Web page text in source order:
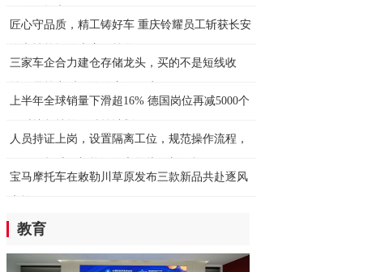
5小时前
【青春华章·长征路上山河新】五代人接力
5小时前
好评中国|把“最强大脑”请进车间，让“硬核
5小时前
创新”助力中国迈向旅游强国
匠心守品质，精工铸好车 重庆铃耀员工斩获长安
三家车企合力建仓存储龙头，买的不是短线收
上半年全球销量下滑超16% 德国岗位再减5000个
人员持证上岗，设置隔离工位，规范操作流程，
宝马摩托车在敕勒川草原发布三款新品共赴逐风
教育